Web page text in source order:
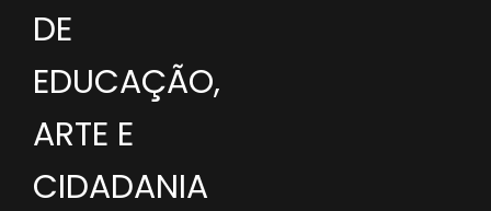
DE
EDUCAÇÃO,
ARTE E
CIDADANIA